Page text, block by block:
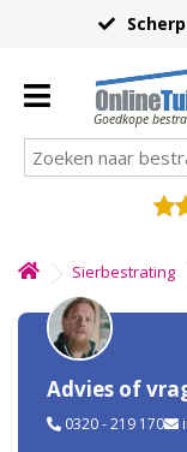
Goedkope
Sierbestrating
Advies of
0320 - 219 170